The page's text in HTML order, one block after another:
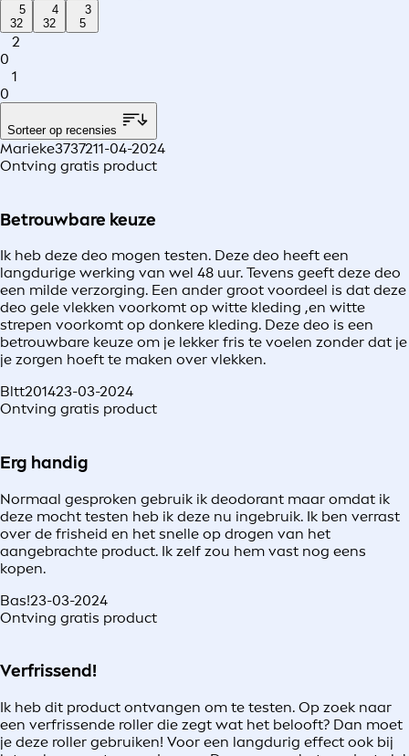
5
32
4
32
3
5
2
0
1
0
Sorteer op recensies
Marieke3737211-04-2024
Ontving gratis product
Betrouwbare keuze
Ik heb deze deo mogen testen. Deze deo heeft een
langdurige werking van wel 48 uur. Tevens geeft deze deo
een milde verzorging. Een ander groot voordeel is dat deze
deo gele vlekken voorkomt op witte kleding ,en witte
strepen voorkomt op donkere kleding. Deze deo is een
betrouwbare keuze om je lekker fris te voelen zonder dat je
je zorgen hoeft te maken over vlekken.
Bltt201423-03-2024
Ontving gratis product
Erg handig
Normaal gesproken gebruik ik deodorant maar omdat ik
deze mocht testen heb ik deze nu ingebruik. Ik ben verrast
over de frisheid en het snelle op drogen van het
aangebrachte product. Ik zelf zou hem vast nog eens
kopen.
Bas!23-03-2024
Ontving gratis product
Verfrissend!
Ik heb dit product ontvangen om te testen. Op zoek naar
een verfrissende roller die zegt wat het belooft? Dan moet
je deze roller gebruiken! Voor een langdurig effect ook bij